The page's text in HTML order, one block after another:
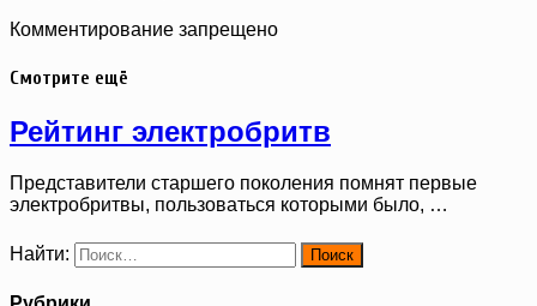
Комментирование запрещено
Смотрите ещё
Рейтинг электробритв
Представители старшего поколения помнят первые
электробритвы, пользоваться которыми было, …
Найти: